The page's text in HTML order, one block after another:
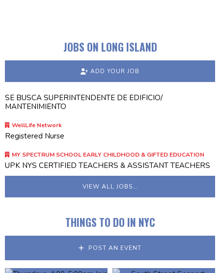
JOBS ON LONG ISLAND
ADD YOUR JOB
SE BUSCA SUPERINTENDENTE DE EDIFICIO/
MANTENIMIENTO
WellLife Network
Registered Nurse
MY SPECTRUM SCHOOL EARLY CHILDHOOD & GIFTED EDUCATION
UPK NYS CERTIFIED TEACHERS & ASSISTANT TEACHERS
VIEW ALL JOBS…
THINGS TO DO IN NYC
POST AN EVENT